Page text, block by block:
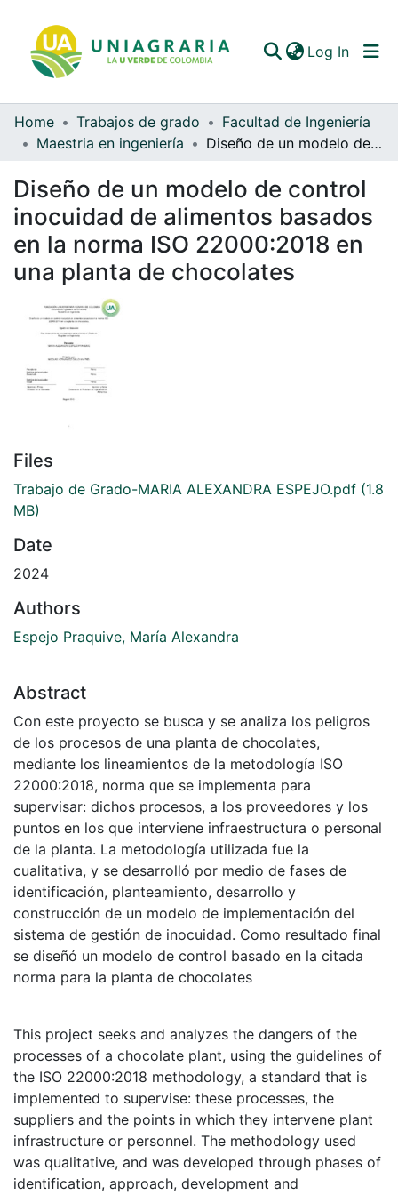
Log In
Communities & Collections
Statistics
Home Trabajos de grado
Facultad de Ingeniería
Maestria en ingeniería
Diseño de un modelo de control inocuidad de alimentos basados en la norma ISO 22000:2018 en una planta de chocolates
Diseño de un modelo de control
inocuidad de alimentos basados
en la norma ISO 22000:2018 en
una planta de chocolates
Files
Trabajo de Grado-MARIA ALEXANDRA ESPEJO.pdf (1.8
MB)
Date
2024
Authors
Espejo Praquive, María Alexandra
Abstract
Con este proyecto se busca y se analiza los peligros
de los procesos de una planta de chocolates,
mediante los lineamientos de la metodología ISO
22000:2018, norma que se implementa para
supervisar: dichos procesos, a los proveedores y los
puntos en los que interviene infraestructura o personal
de la planta. La metodología utilizada fue la
cualitativa, y se desarrolló por medio de fases de
identificación, planteamiento, desarrollo y
construcción de un modelo de implementación del
sistema de gestión de inocuidad. Como resultado final
se diseñó un modelo de control basado en la citada
norma para la planta de chocolates
This project seeks and analyzes the dangers of the
processes of a chocolate plant, using the guidelines of
the ISO 22000:2018 methodology, a standard that is
implemented to supervise: these processes, the
suppliers and the points in which they intervene plant
infrastructure or personnel. The methodology used
was qualitative, and was developed through phases of
identification, approach, development and